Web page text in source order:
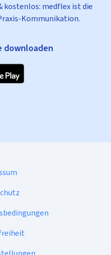
kostenlos: medflex ist die
Kommunikation.
downloaden